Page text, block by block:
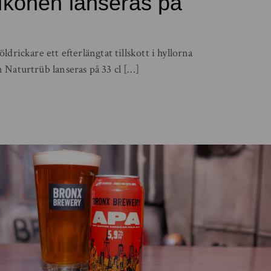
ett efterlängtat tillskott i hyllorna
Naturtrüb lanseras på 33 cl […]